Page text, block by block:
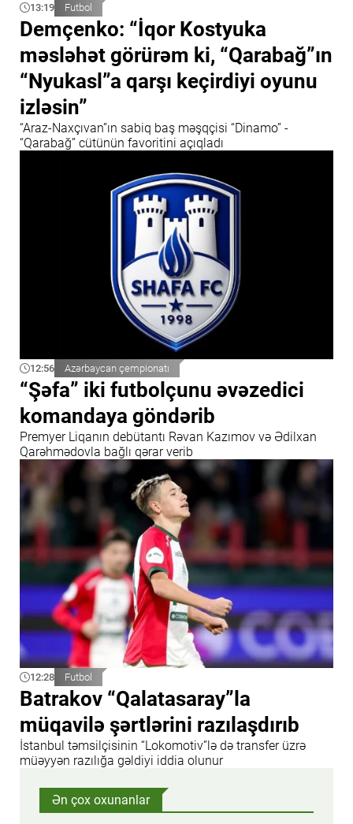
13:19 Futbol
Demçenko: “İqor Kostyuka
məsləhət görürəm ki, “Qarabağ”ın
“Nyukasl”a qarşı keçirdiyi oyunu
izləsin”
“Araz-Naxçıvan”ın sabiq baş məşqçisi “Dinamo” -
“Qarabağ” cütünün favoritini açıqladı
12:56 Azərbaycan çempionatı
“Şəfa” iki futbolçunu əvəzedici
komandaya göndərib
Premyer Liqanın debütantı Rəvan Kazımov və Ədilxan
Qarəhmədovla bağlı qərar verib
12:28 Futbol
Batrakov “Qalatasaray”la
müqavilə şərtlərini razılaşdırıb
İstanbul təmsilçisinin “Lokomotiv”lə də transfer üzrə
müəyyən razılığa gəldiyi iddia olunur
Ən çox oxunanlar